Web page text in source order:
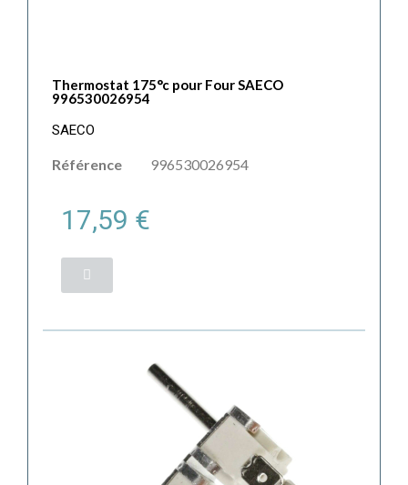
Thermostat 175°c pour Four SAECO
996530026954
SAECO
Référence 996530026954
17,59 €